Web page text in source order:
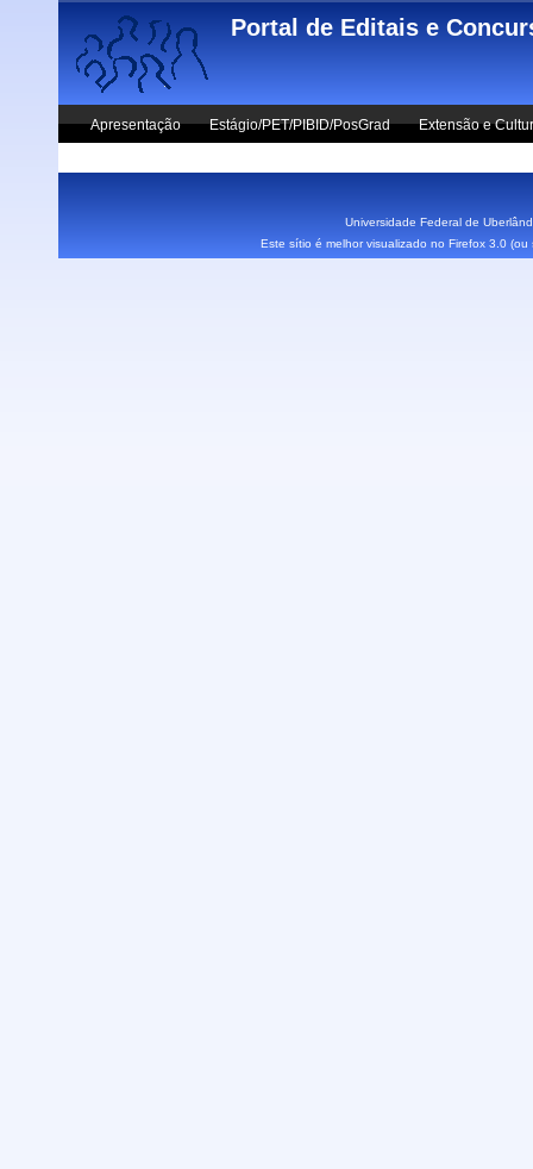
Skip to main content
Portal de Editais e
Apresentação Estágio/PET/PIBID/PosGrad Extensão e
Universidade Federal de
Este sítio é melhor visualizado no Firefox 3.0